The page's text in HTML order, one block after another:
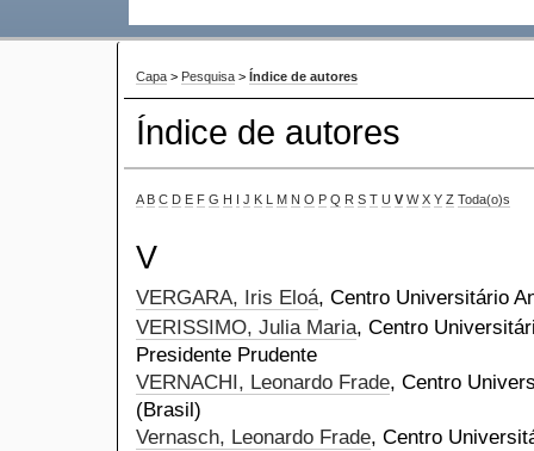
Capa > Pesquisa > Índice de autores
Índice de autores
A B C D E F G H I J K L M N O P Q R S T U V W X Y Z Toda(o)s
V
VERGARA, Iris Eloá, Centro Universitário
VERISSIMO, Julia Maria, Centro
Presidente Prudente
VERNACHI, Leonardo Frade, Centro
(Brasil)
Vernasch, Leonardo Frade, Centro